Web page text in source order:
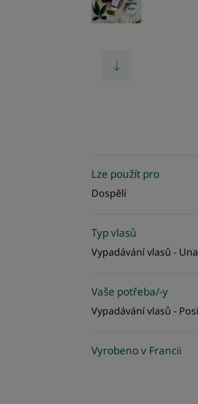
Lze použít pro
Dospělí
Typ vlasů
Vypadávání vlasů -
Vaše potřeba/-y
Vypadávání vlasů -
Vyrobeno v Francii